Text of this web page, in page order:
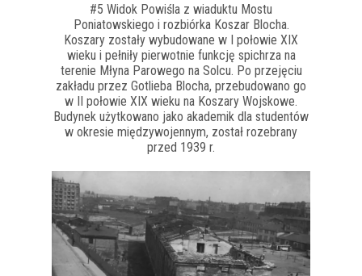
#5 Widok Powiśla z wiaduktu Mostu
Poniatowskiego i rozbiórka Koszar Blocha.
Koszary zostały wybudowane w I połowie XIX
wieku i pełniły pierwotnie funkcję spichrza na
terenie Młyna Parowego na Solcu. Po przejęciu
zakładu przez Gotlieba Blocha, przebudowano go
w II połowie XIX wieku na Koszary Wojskowe.
Budynek użytkowano jako akademik dla studentów
w okresie międzywojennym, został rozebrany
przed 1939 r.